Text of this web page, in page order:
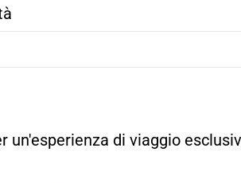
di viaggio